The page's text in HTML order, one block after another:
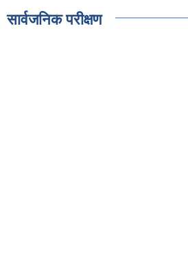
सार्वजनिक परीक्षण